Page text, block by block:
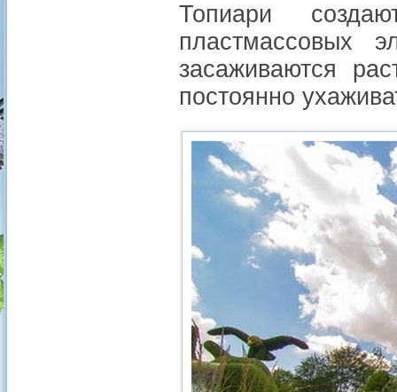
Топиари
пластмассовых
засаживаются
постоянно